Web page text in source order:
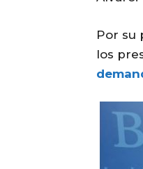
Por su
los